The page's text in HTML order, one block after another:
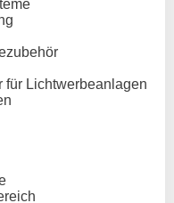
für Lichtwerbeanlagen